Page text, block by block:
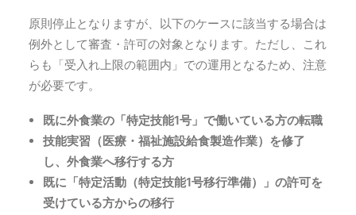
原則停止となりますが、以下のケースに該当する場合は
例外として審査・許可の対象となります。ただし、これ
らも「受入れ上限の範囲内」での運用となるため、注意
が必要です。
既に外食業の「特定技能1号」で働いている方の転職
技能実習（医療・福祉施設給食製造作業）を修了
し、外食業へ移行する方
既に「特定活動（特定技能1号移行準備）」の許可を
受けている方からの移行